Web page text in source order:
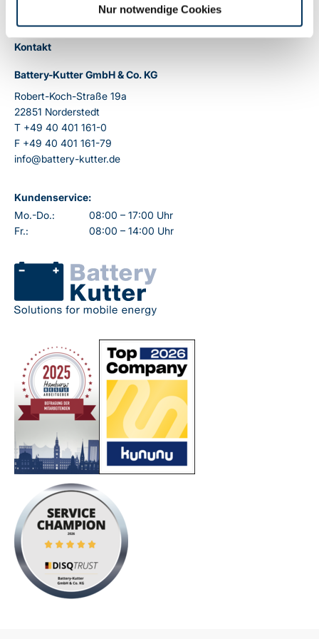
Nur notwendige Cookies
Kontakt
Battery-Kutter GmbH & Co. KG
Robert-Koch-Straße 19a
22851 Norderstedt
T +49 40 401 161-0
F +49 40 401 161-79
info@battery-kutter.de
Kundenservice:
Mo.-Do.:
08:00 – 17:00 Uhr
Fr.:
08:00 – 14:00 Uhr